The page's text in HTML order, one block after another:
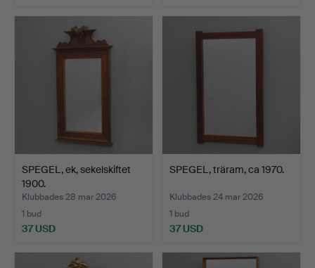
SPEGEL, ek, sekelskiftet
1900.
Klubbades 28 mar 2026
1 bud
37 USD
SPEGEL, träram, ca 1970.
Klubbades 24 mar 2026
1 bud
37 USD